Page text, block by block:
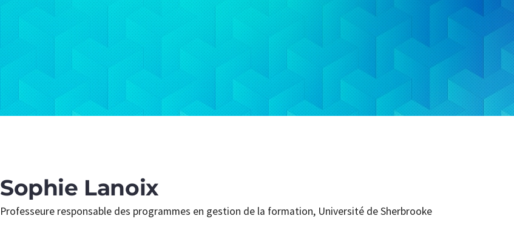
Sophie Lanoix
Professeure responsable des programmes en gestion de la formation, Université de Sherbrooke